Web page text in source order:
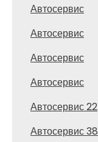
Автосервис
Автосервис
Автосервис
Автосервис
Автосервис 22
Автосервис 38